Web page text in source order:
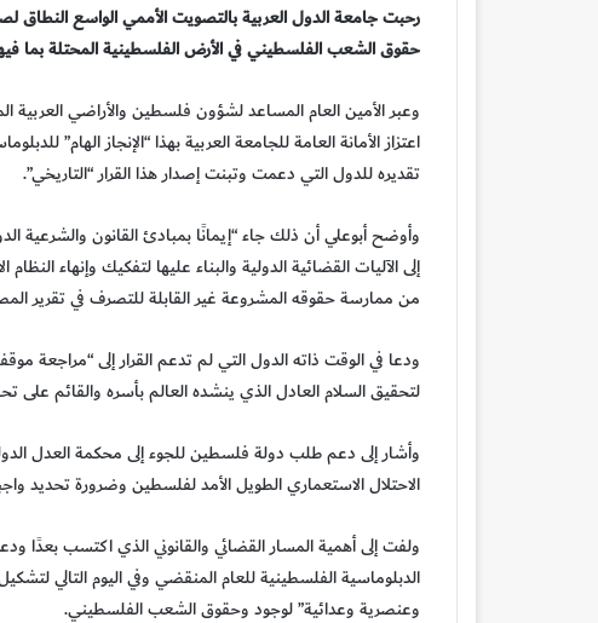
رحبت جامعة الدول العربية بالتصويت الأممي الواسع النطاق
حقوق الشعب الفلسطيني في الأرض الفلسطينية المحتلة بما
وعبر الأمين العام المساعد لشؤون فلسطين والأراضي العربية
اعتزاز الأمانة العامة للجامعة العربية بهذا “الإنجاز الهام”
تقديره للدول التي دعمت وتبنت إصدار هذا القرار “التاريخي”.
وأوضح أبوعلي أن ذلك جاء “إيمانًا بمبادئ القانون والشرعية
إلى الآليات القضائية الدولية والبناء عليها لتفكيك وإنهاء
من ممارسة حقوقه المشروعة غير القابلة للتصرف في تقرير
ودعا في الوقت ذاته الدول التي لم تدعم القرار إلى “مراجعة
لتحقيق السلام العادل الذي ينشده العالم بأسره والقائم على
وأشار إلى دعم طلب دولة فلسطين للجوء إلى محكمة العدل
الاحتلال الاستعماري الطويل الأمد لفلسطين وضرورة تحديد
ولفت إلى أهمية المسار القضائي والقانوني الذي اكتسب بعدًا
الدبلوماسية الفلسطينية للعام المنقضي وفي اليوم التالي
وعنصرية وعدائية” لوجود وحقوق الشعب الفلسطيني.